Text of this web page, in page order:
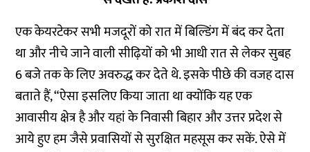
एक केयरटेकर सभी मजदूरों को रात में बिल्डिंग में बंद कर देता
था और नीचे जाने वाली सीढ़ियों को भी आधी रात से लेकर सुबह
6 बजे तक के लिए अवरुद्ध कर देते थे. इसके पीछे की वजह दास
बताते हैं, “ऐसा इसलिए किया जाता था क्योंकि यह एक
आवासीय क्षेत्र है और यहां के निवासी बिहार और उत्तर प्रदेश से
आये हुए हम जैसे प्रवासियों से सुरक्षित महसूस कर सकें. ऐसे में